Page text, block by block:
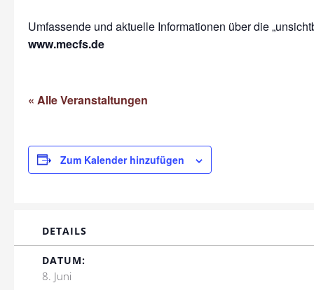
Umfassende und aktuelle Informationen über die
www.mecfs.de
« Alle Veranstaltungen
Zum Kalender hinzufügen
DETAILS
DATUM:
8. Juni